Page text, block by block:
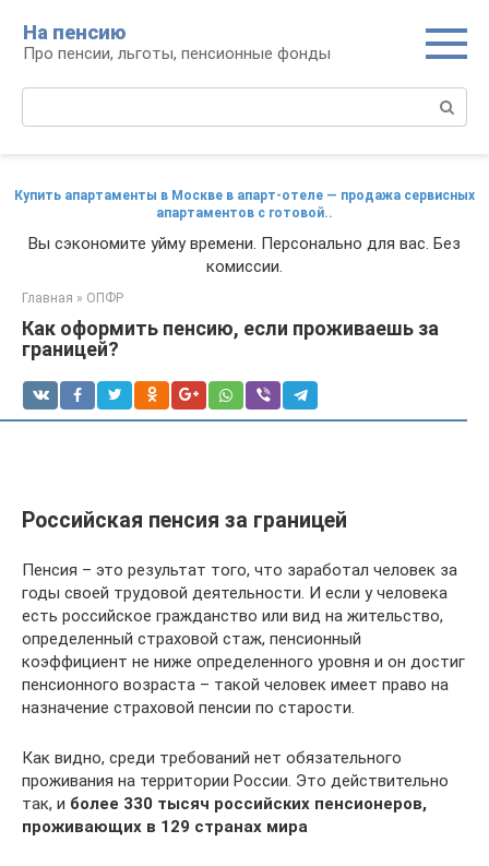
контенту
На пенсию
Про пенсии, льготы, пенсионные фонды
Купить апартаменты в Москве в апарт-отеле — продажа сервисных
апартаментов с готовой..
Вы сэкономите уйму времени. Персонально для вас. Без
комиссии.
Главная » ОПФР
Как оформить пенсию, если проживаешь за
границей?
Российская пенсия за границей
Пенсия – это результат того, что заработал человек за
годы своей трудовой деятельности. И если у человека
есть российское гражданство или вид на жительство,
определенный страховой стаж, пенсионный
коэффициент не ниже определенного уровня и он достиг
пенсионного возраста – такой человек имеет право на
назначение страховой пенсии по старости.
Как видно, среди требований нет обязательного
проживания на территории России. Это действительно
так, и более 330 тысяч российских пенсионеров,
проживающих в 129 странах мира